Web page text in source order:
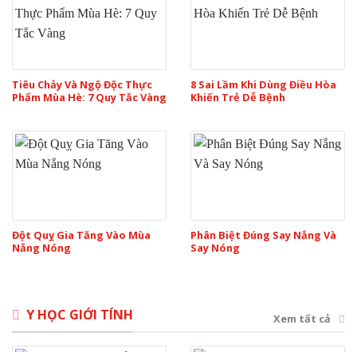
Tiêu Chảy Và Ngộ Độc Thực
Phẩm Mùa Hè: 7 Quy Tắc Vàng
8 Sai Lầm Khi Dùng Điều Hòa
Khiến Trẻ Dễ Bệnh
Đột Quỵ Gia Tăng Vào Mùa
Nắng Nóng
Phân Biệt Đúng Say Nắng Và
Say Nóng
Y HỌC GIỚI TÍNH Xem tất cả